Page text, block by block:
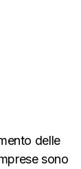
delle
sono